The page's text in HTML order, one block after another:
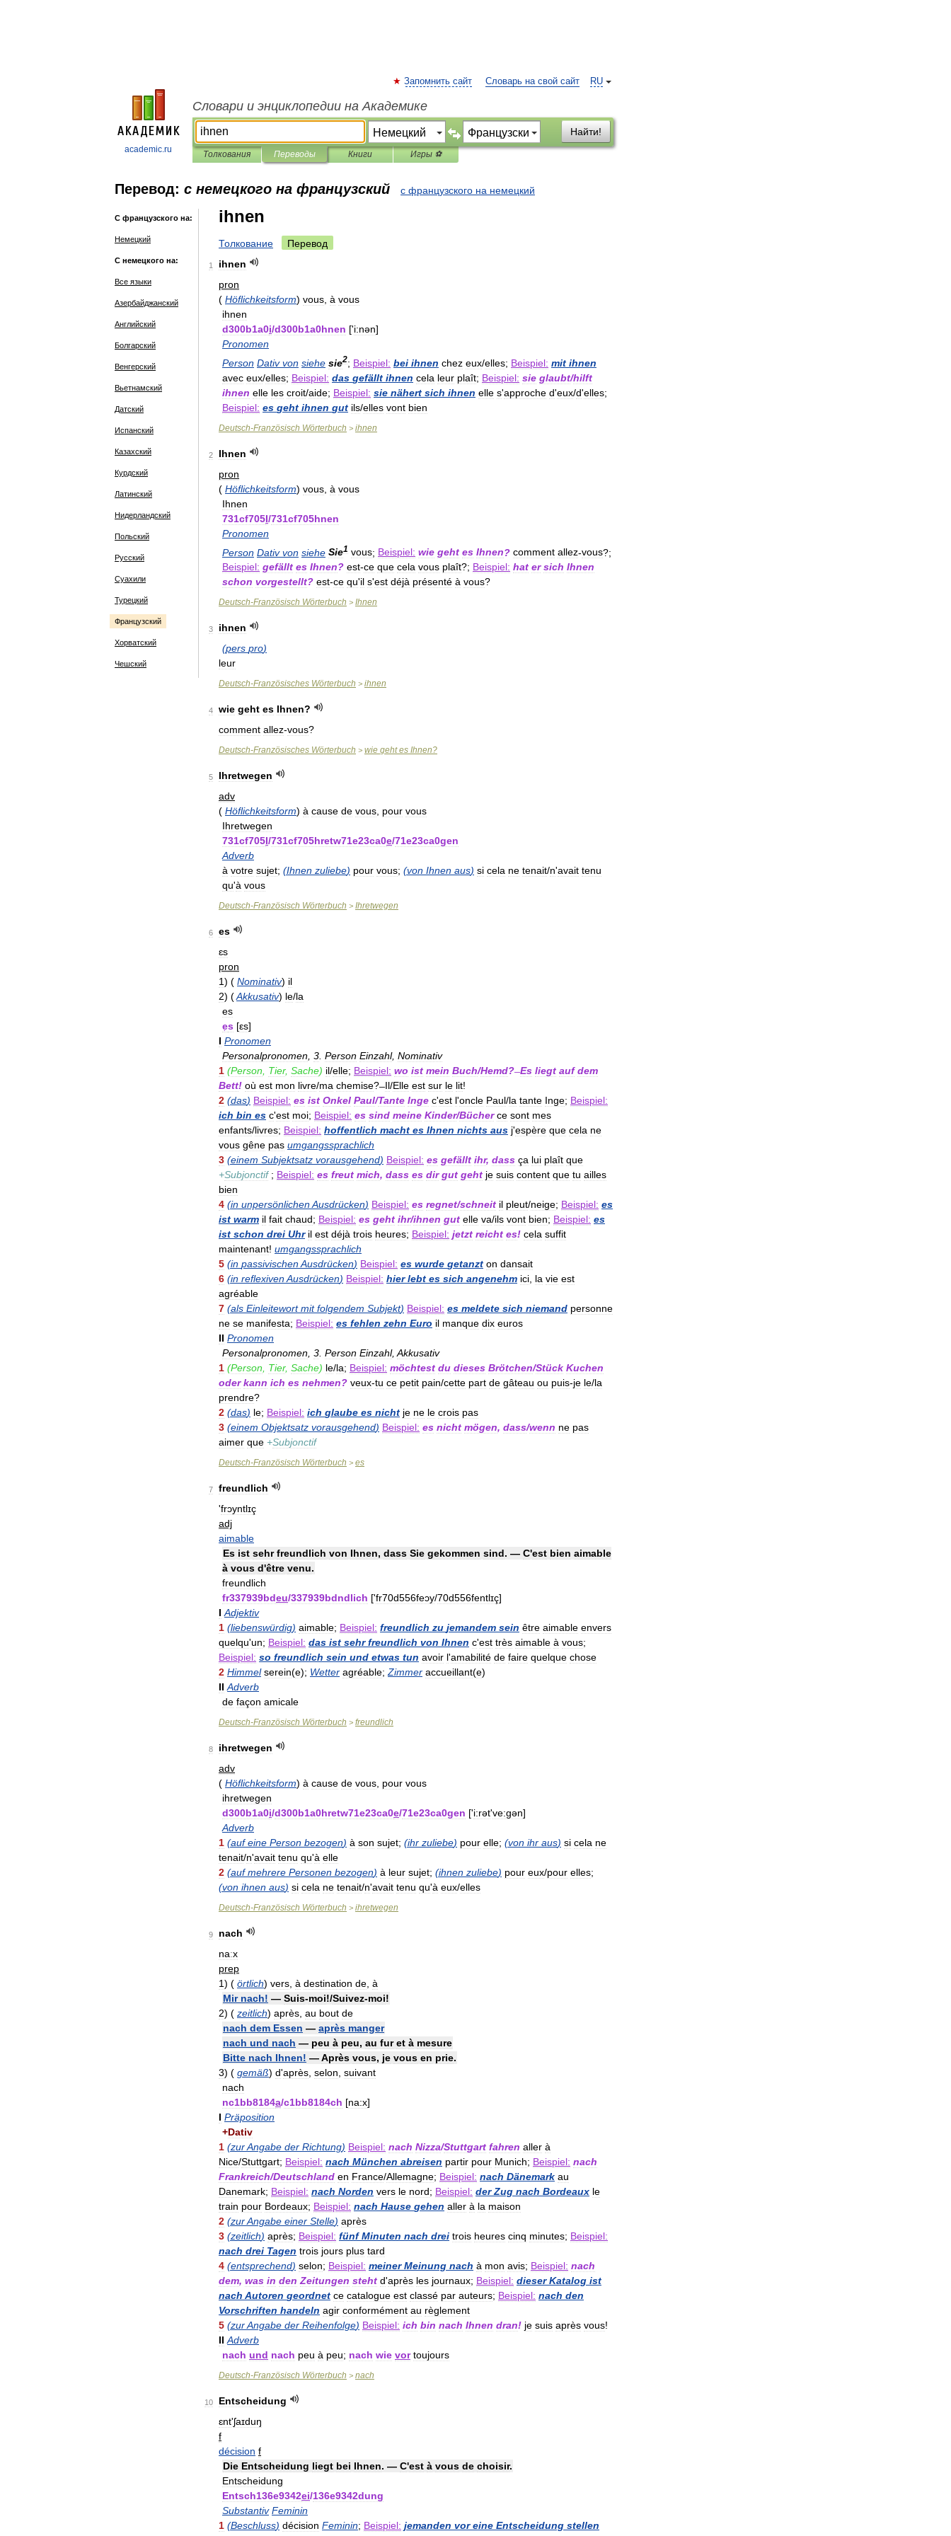
academic.ru
RU
Запомнить сайт Словарь на свой сайт
Словари и энциклопедии на Академике
Найти!
Толкования Переводы Книги Игры ⚽
Перевод: с немецкого на французский с французского на немецкий
С французского на:
Немецкий
С немецкого на:
Все языки
Азербайджанский
Английский
Болгарский
Венгерский
Вьетнамский
Датский
Испанский
Казахский
Курдский
Латинский
Нидерландский
Польский
Русский
Суахили
Турецкий
Французский
Хорватский
Чешский
ihnen
Толкование Перевод
1
ihnen
pron
( Höflichkeitsform) vous à vous
ihnen
d300b1a0i/d300b1a0hnen ['i:nən]
Pronomen
Person Dativ von siehe sie2; Beispiel: bei ihnen chez eux/elles; Beispiel: mit ihnen
avec eux/elles; Beispiel: das gefällt ihnen cela leur plaît; Beispiel: sie glaubt/hilft
ihnen elle les croit/aide; Beispiel: sie nähert sich ihnen elle s'approche d'eux/d'elles;
Beispiel: es geht ihnen gut ils/elles vont bien
Deutsch-Französisch Wörterbuch > ihnen
2
Ihnen
pron
( Höflichkeitsform) vous à vous
Ihnen
731cf705I/731cf705hnen
Pronomen
Person Dativ von siehe Sie1 vous; Beispiel: wie geht es Ihnen? comment allez-vous?;
Beispiel: gefällt es Ihnen? est-ce que cela vous plaît?; Beispiel: hat er sich Ihnen
schon vorgestellt? est-ce qu'il s'est déjà présenté à vous?
Deutsch-Französisch Wörterbuch > Ihnen
3
ihnen
(pers pro)
leur
Deutsch-Französisches Wörterbuch > ihnen
4 wie geht es Ihnen?
comment allez-vous?
Deutsch-Französisches Wörterbuch > wie geht es Ihnen?
5
Ihretwegen
adv
( Höflichkeitsform) à cause de vous, pour vous
Ihretwegen
731cf705I/731cf705hretw71e23ca0e/71e23ca0gen
Adverb
à votre sujet; (Ihnen zuliebe) pour vous; (von Ihnen aus) si cela ne tenait/n'avait tenu
qu'à vous
Deutsch-Französisch Wörterbuch > Ihretwegen
6
es
ɛs
pron
1) ( Nominativ) il
2) (Akkusativ) le/la
es
es [εs]
I Pronomen
Personalpronomen, 3. Person Einzahl, Nominativ
1 (Person, Tier, Sache) il/elle; Beispiel: wo ist mein Buch/Hemd? Es liegt auf dem
Bett! où est mon livre/ma chemise? Il/Elle est sur le lit!
2 (das) Beispiel: es ist Onkel Paul/Tante Inge c'est l'oncle Paul/la tante Inge; Beispiel:
ich bin es c'est moi; Beispiel: es sind meine Kinder/Bücher ce sont mes
enfants/livres; Beispiel: hoffentlich macht es Ihnen nichts aus j'espère que cela ne
vous gêne pas umgangssprachlich
3 (einem Subjektsatz vorausgehend) Beispiel: es gefällt ihr, dass ça lui plaît que
+Subjonctif ; Beispiel: es freut mich, dass es dir gut geht je suis content que tu ailles
bien
4 (in unpersönlichenAusdrücken) Beispiel: es regnet/schneit il pleut/neige; Beispiel: es
ist warm il fait chaud; Beispiel: es geht ihr/ihnen gut elle va/ils vont bien; Beispiel: es
ist schon drei Uhr il est déjà trois heures; Beispiel: jetzt reicht es! cela suffit
maintenant! umgangssprachlich
5 (in passivischenAusdrücken) Beispiel: es wurde getanzt on dansait
6 (in reflexivenAusdrücken) Beispiel: hier lebt es sich angenehm ici, la vie est
agréable
7 (als Einleitewort mit folgendem Subjekt) Beispiel: es meldete sich niemand personne
ne se manifesta; Beispiel: es fehlen zehn Euro il manque dix euros
II Pronomen
Personalpronomen, 3. Person Einzahl,Akkusativ
1 (Person, Tier, Sache) le/la; Beispiel: möchtest du dieses Brötchen/Stück Kuchen
oder kann ich es nehmen? veux-tu ce petit pain/cette part de gâteau ou puis-je le/la
prendre?
2 (das) le; Beispiel: ich glaube es nicht je ne le crois pas
3 (einem Objektsatz vorausgehend) Beispiel: es nicht mögen, dass/wenn ne pas
aimer que +Subjonctif
Deutsch-Französisch Wörterbuch > es
7
freundlich
'frɔyntlɪç
adj
aimable
Es ist sehr freundlich von Ihnen, dass Sie gekommen sind. — C'est bien aimable
à vous d'être venu.
freundlich
fr337939bdeu/337939bdndlich ['fr70d556feɔy/70d556fentlɪç]
I Adjektiv
1 (liebenswürdig) aimable; Beispiel: freundlich zu jemandem sein être aimable envers
quelqu'un; Beispiel: das ist sehr freundlich von Ihnen c'est très aimable à vous;
Beispiel: so freundlich sein und etwas tun avoir l'amabilité de faire quelque chose
2 Himmel serein(e); Wetter agréable;Zimmer accueillant(e)
II Adverb
de façon amicale
Deutsch-Französisch Wörterbuch > freundlich
8
ihretwegen
adv
( Höflichkeitsform) à cause de vous, pour vous
ihretwegen
d300b1a0i/d300b1a0hretw71e23ca0e/71e23ca0gen ['i:rət've:gən]
Adverb
1 (auf eine Person bezogen) à son sujet; (ihr zuliebe) pour elle; (von ihr aus) si cela ne
tenait/n'avait tenu qu'à elle
2 (auf mehrere Personen bezogen) à leur sujet; (ihnen zuliebe) pour eux/pour elles;
(von ihnen aus) si cela ne tenait/n'avait tenu qu'à eux/elles
Deutsch-Französisch Wörterbuch > ihretwegen
9
nach
naːx
prep
1) ( örtlich) vers, à destination de, à
Mir nach! — Suis-moi!/Suivez-moi!
2) ( zeitlich) après, au bout de
nach dem Essen — après manger
nach und nach — peu à peu, au fur et à mesure
Bitte nach Ihnen! —Après vous, je vous en prie.
3) ( gemäß) d'après, selon, suivant
nach
nc1bb8184a/c1bb8184ch [na:x]
I Präposition
+Dativ
1 (zurAngabe der Richtung) Beispiel: nach Nizza/Stuttgart fahren aller à
Nice/Stuttgart; Beispiel: nach München abreisen partir pour Munich; Beispiel: nach
Frankreich/Deutschland en France/Allemagne; Beispiel: nach Dänemark au
Danemark; Beispiel: nach Norden vers le nord; Beispiel: der Zug nach Bordeaux le
train pour Bordeaux; Beispiel: nach Hause gehen aller à la maison
2 (zurAngabe einer Stelle) après
3 (zeitlich) après; Beispiel: fünf Minuten nach drei trois heures cinq minutes; Beispiel:
nach drei Tagen trois jours plus tard
4 (entsprechend) selon; Beispiel: meiner Meinung nach à mon avis; Beispiel: nach
dem, was in den Zeitungen steht d'après les journaux; Beispiel: dieser Katalog ist
nach Autoren geordnet ce catalogue est classé par auteurs; Beispiel: nach den
Vorschriften handeln agir conformément au règlement
5 (zurAngabe der Reihenfolge) Beispiel: ich bin nach Ihnen dran! je suis après vous!
II Adverb
nach und nach peu à peu; nach wie vor toujours
Deutsch-Französisch Wörterbuch > nach
10
Entscheidung
ɛnt'ʃaɪduŋ
f
décision f
Die Entscheidung liegt bei Ihnen. — C'est à vous de choisir.
Entscheidung
Entsch136e9342ei/136e9342dung
Substantiv Feminin
1 (Beschluss) décision Feminin; Beispiel: jemanden vor eine Entscheidung stellen